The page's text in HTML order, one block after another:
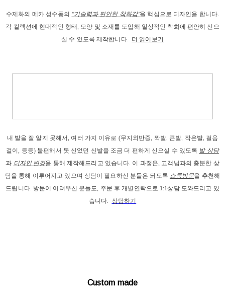
수제화의 메카 성수동의 "기술력과 편안한 착화감"을 핵심으로 디자인을 합니다.
각 컬렉션에 현대적인 형태, 모양 및 소재를 도입해 일상적인 착화에 편안히 신으
실 수 있도록 제작합니다. 더 읽어보기
내 발을 잘 알지 못해서, 여러 가지 이유로 (무지외반증, 짝발, 큰발, 작은발, 걸음
걸이, 등등) 불편해서 못 신었던 신발을 조금 더 편하게 신으실 수 있도록 발 상담
과 디자인 변경을 통해 제작해드리고 있습니다. 이 과정은, 고객님과의 충분한 상
담을 통해 이루어지고 있으며 상담이 필요하신 분들은 되도록 쇼룸방문을 추천해
드립니다. 방문이 어려우신 분들도, 주문 후 개별연락으로 1:1상담 도와드리고 있
습니다. 상담하기
Custom made